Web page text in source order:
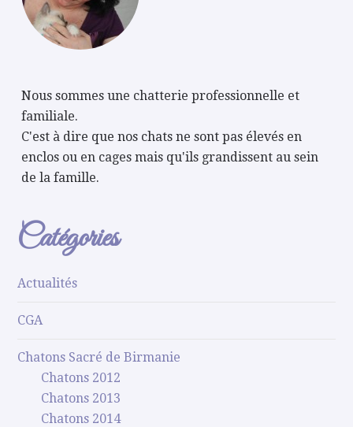
Nous sommes une chatterie professionnelle et
familiale.
C'est à dire que nos chats ne sont pas élevés en
enclos ou en cages mais qu'ils grandissent au sein
de la famille.
Catégories
Actualités
CGA
Chatons Sacré de Birmanie
Chatons 2012
Chatons 2013
Chatons 2014